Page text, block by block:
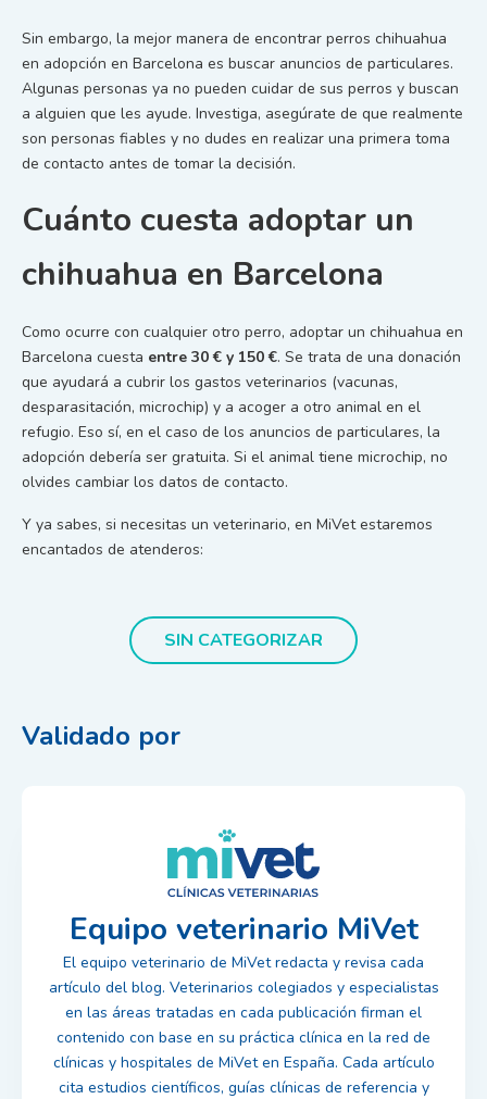
Sin embargo, la mejor manera de encontrar perros chihuahua
en adopción en Barcelona es buscar anuncios de particulares.
Algunas personas ya no pueden cuidar de sus perros y buscan
a alguien que les ayude. Investiga, asegúrate de que realmente
son personas fiables y no dudes en realizar una primera toma
de contacto antes de tomar la decisión.
Cuánto cuesta adoptar un
chihuahua en Barcelona
Como ocurre con cualquier otro perro, adoptar un chihuahua en
Barcelona cuesta entre 30 € y 150 €. Se trata de una donación
que ayudará a cubrir los gastos veterinarios (vacunas,
desparasitación, microchip) y a acoger a otro animal en el
refugio. Eso sí, en el caso de los anuncios de particulares, la
adopción debería ser gratuita. Si el animal tiene microchip, no
olvides cambiar los datos de contacto.
Y ya sabes, si necesitas un veterinario, en MiVet estaremos
encantados de atenderos:
SIN CATEGORIZAR
Validado por
Equipo veterinario MiVet
El equipo veterinario de MiVet redacta y revisa cada
artículo del blog. Veterinarios colegiados y especialistas
en las áreas tratadas en cada publicación firman el
contenido con base en su práctica clínica en la red de
clínicas y hospitales de MiVet en España. Cada artículo
cita estudios científicos, guías clínicas de referencia y